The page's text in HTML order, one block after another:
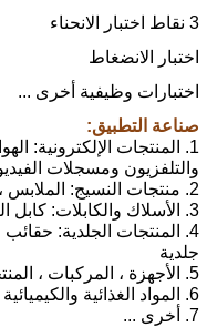
3 نقاط اختبار الانحناء
اختبار الانضغاط
اختبارات وظيفية أخرى ...
صناعة التطبيق:
1. المنتجات الإلكترونية:
والتلفزيون ومسجلات
2. منتجات النسيج: الملابس ، القبعات ، الأحذية ، الحبال
3. الأسلاك والكابلات: كابل البيانات ، usb ،
4. المنتجات الجلدية:
جلدية
5. الأجهزة ، المركبات ، المنتجات البلاستيكية ، المعادن ،
6. المواد الغذائية والكيميائية ومواد البناء والطبية والفضاء
7. أخرى ...